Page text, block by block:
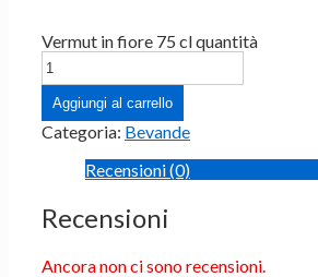
Vermut in fiore 75 cl quantità
Aggiungi al carrello
Categoria: Bevande
Recensioni (0)
Recensioni
Ancora non ci sono recensioni.